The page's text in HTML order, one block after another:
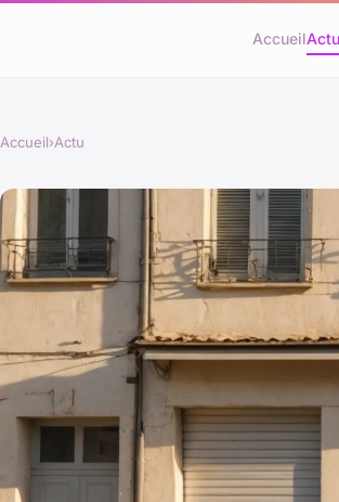
AccueilActu
Accueil›Actu